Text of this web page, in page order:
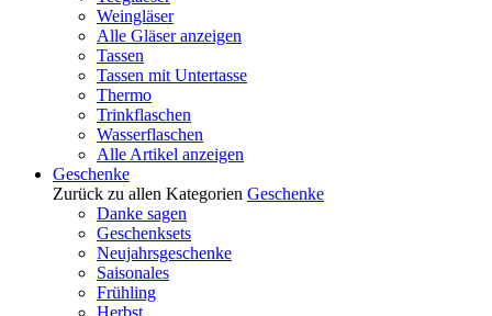
Weingläser
Alle Gläser anzeigen
Tassen
Tassen mit Untertasse
Thermo
Trinkflaschen
Wasserflaschen
Alle Artikel anzeigen
Geschenke
Zurück zu allen Kategorien Geschenke
Danke sagen
Geschenksets
Neujahrsgeschenke
Saisonales
Frühling
Herbst